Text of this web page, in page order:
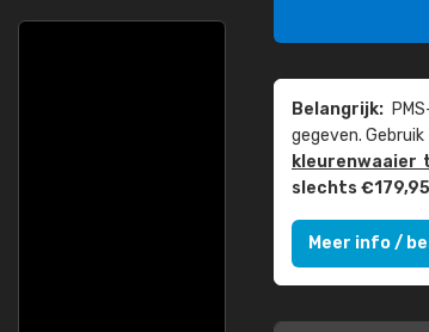
Belangrijk:
gegeven.
kleuren­waaier
slechts €179,95
Meer info /